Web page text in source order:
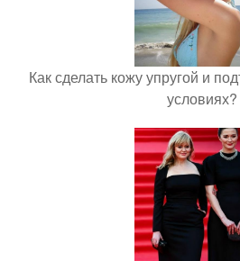
Как сделать кожу упругой и
условиях?